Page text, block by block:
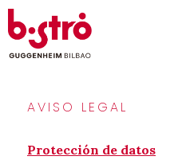
Skip
to
content
AVISO LEGAL
Protección de datos